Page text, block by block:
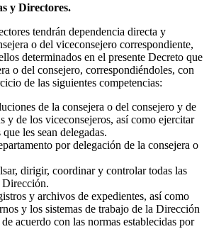
y Directores.
tendrán dependencia directa y
o del viceconsejero correspondiente,
determinados en el presente Decreto que
o del consejero, correspondiéndoles, con
de las siguientes competencias:
de la consejera o del consejero y de
y de los viceconsejeros, así como ejercitar
les sean delegadas.
por delegación de la consejera o
dirigir, coordinar y controlar todas las
Dirección.
y archivos de expedientes, así como
y los sistemas de trabajo de la Dirección
acuerdo con las normas establecidas por